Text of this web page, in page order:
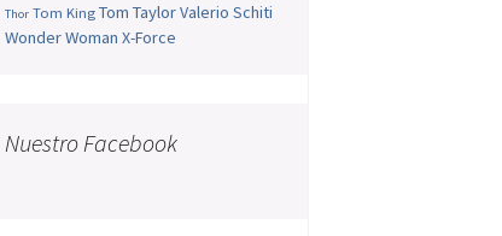
Thor Tom King Tom TaylorValerio Schiti
Wonder Woman X-Force
Nuestro Facebook